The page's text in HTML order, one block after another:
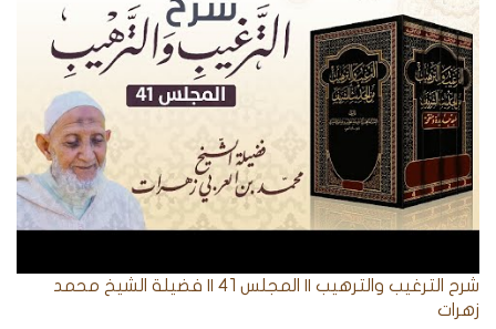
شرح الترغيب والترهيب || المجلس 41 || فضيلة الشيخ محمد
زهرات